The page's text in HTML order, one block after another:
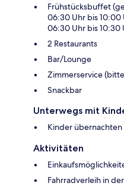
Frühstücksbuffet
06:30 Uhr bis 10:00
06:30 Uhr bis 10:30
2 Restaurants
Bar/Lounge
Zimmerservice
Snackbar
Unterwegs mit
Kinder übernachten
Aktivitäten
Fahrradverleih in